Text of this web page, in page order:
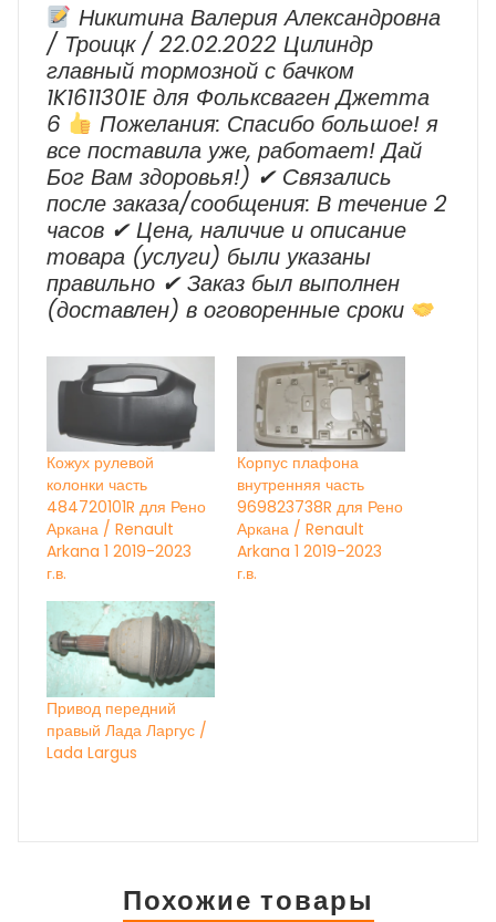
Никитина Валерия Александровна
/ Троицк / 22.02.2022 Цилиндр
главный тормозной с бачком
1K1611301E для Фольксваген Джетта
6
Пожелания: Спасибо большое! я
все поставила уже, работает! Дай
Бог Вам здоровья!) ✔ Cвязались
после заказа/сообщения: В течение 2
часов ✔ Цена, наличие и описание
товара (услуги) были указаны
правильно ✔ Заказ был выполнен
(доставлен) в оговоренные сроки
Кожух рулевой
колонки часть
484720101R для Рено
Аркана / Renault
Arkana 1 2019-2023
г.в.
Корпус плафона
внутренняя часть
969823738R для Рено
Аркана / Renault
Arkana 1 2019-2023
г.в.
Привод передний
правый Лада Ларгус /
Lada Largus
Похожие товары